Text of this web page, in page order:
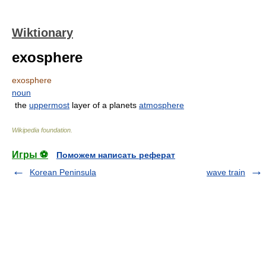
Wiktionary
exosphere
exosphere
noun
the uppermost layer of a planets atmosphere
Wikipedia foundation
Игры ⚽
Поможем написать реферат
Korean Peninsula
wave train